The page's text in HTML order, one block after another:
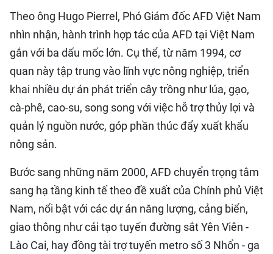
Theo ông Hugo Pierrel, Phó Giám đốc AFD Việt Nam
nhìn nhận, hành trình hợp tác của AFD tại Việt Nam
gắn với ba dấu mốc lớn. Cụ thể, từ năm 1994, cơ
quan này tập trung vào lĩnh vực nông nghiệp, triển
khai nhiều dự án phát triển cây trồng như lúa, gạo,
cà-phê, cao-su, song song với việc hỗ trợ thủy lợi và
quản lý nguồn nước, góp phần thúc đẩy xuất khẩu
nông sản.
Bước sang những năm 2000, AFD chuyển trọng tâm
sang hạ tầng kinh tế theo đề xuất của Chính phủ Việt
Nam, nổi bật với các dự án năng lượng, cảng biển,
giao thông như cải tạo tuyến đường sắt Yên Viên -
Lào Cai, hay đồng tài trợ tuyến metro số 3 Nhổn - ga